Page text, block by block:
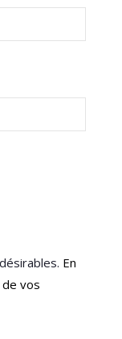
En
vos